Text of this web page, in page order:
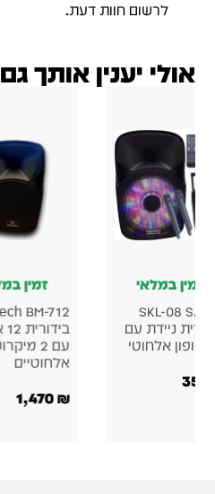
לרשום חוות דעת.
אולי יענין אותך גם
עם
Protech BM-712
בידורית 12 אינץ׳
עם 2 מיקרופונים